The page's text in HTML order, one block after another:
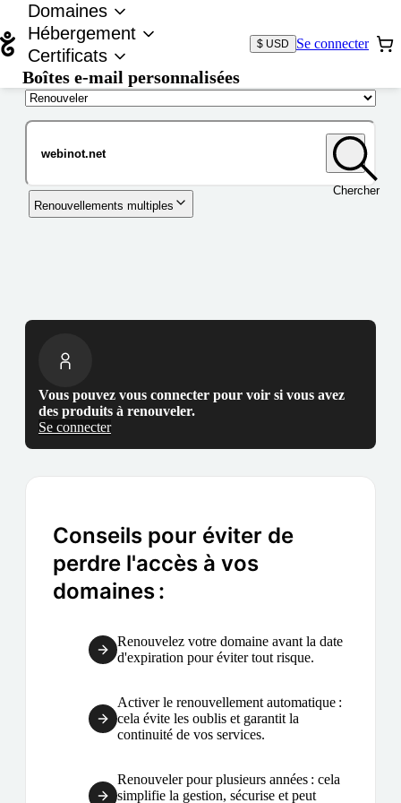
Domaines
Hébergement
Certificats
Boîtes e-mail personnalisées
$ USD Se connecter
Chercher
Renouvellements multiples
Vous pouvez vous connecter pour voir si vous avez
des produits à renouveler.
Se connecter
Conseils pour éviter de
perdre l'accès à vos
domaines :
Renouvelez votre domaine avant la date
d'expiration pour éviter tout risque.
Activer le renouvellement automatique :
cela évite les oublis et garantit la
continuité de vos services.
Renouveler pour plusieurs années : cela
simplifie la gestion, sécurise et peut